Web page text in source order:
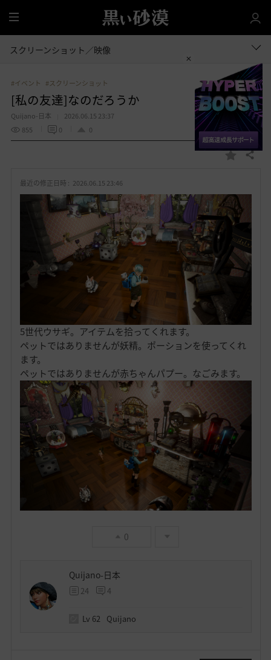
全
体
スクリーンショット／映像
#イベント #スクリーンショット
[私の友達]なのだろうか
Quijano-日本
2026.06.15 23:37
855
0 0
お
入
り
共有する
最近の修正日時 : 2026.06.15 23:46
5世代ウサギ。アイテムを拾ってくれます。
ペットではありませんが妖精。ポーションを使ってくれ
ます。
ペットではありませんが赤ちゃんパプー。なごみます。
0
Quijano-日本
24 4
Lv 62 Quijano